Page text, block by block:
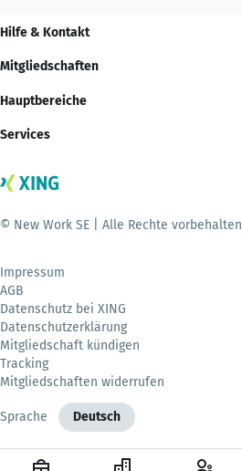
Hilfe & Kontakt
Mitgliedschaften
Hauptbereiche
Services
© New Work SE | Alle Rechte vorbehalten
Impressum
AGB
Datenschutz bei XING
Datenschutzerklärung
Mitgliedschaft kündigen
Tracking
Mitgliedschaften widerrufen
Sprache Deutsch